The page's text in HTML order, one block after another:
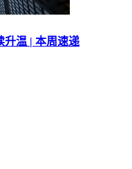
升温 | 本周速递